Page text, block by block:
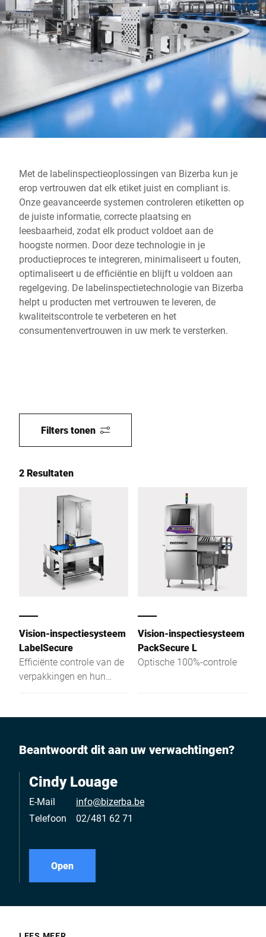
Wereldwijde website
Met de labelinspectieoplossingen van Bizerba kun je
erop vertrouwen dat elk etiket juist en compliant is.
Onze geavanceerde systemen controleren etiketten op
de juiste informatie, correcte plaatsing en
leesbaarheid, zodat elk product voldoet aan de
hoogste normen. Door deze technologie in je
productieproces te integreren, minimaliseert u fouten,
optimaliseert u de efficiëntie en blijft u voldoen aan
regelgeving. De labelinspectietechnologie van Bizerba
helpt u producten met vertrouwen te leveren, de
kwaliteitscontrole te verbeteren en het
consumentenvertrouwen in uw merk te versterken.
Filters tonen
2 Resultaten
Vision-inspectiesysteem
LabelSecure
Efficiënte controle van de
verpakkingen en hun
Vision-inspectiesysteem
PackSecure L
Optische 100%-controle
Beantwoordt dit aan uw verwachtingen?
Cindy Louage
E-Mail
info@bizerba.be
Telefoon
02/481 62 71
Open